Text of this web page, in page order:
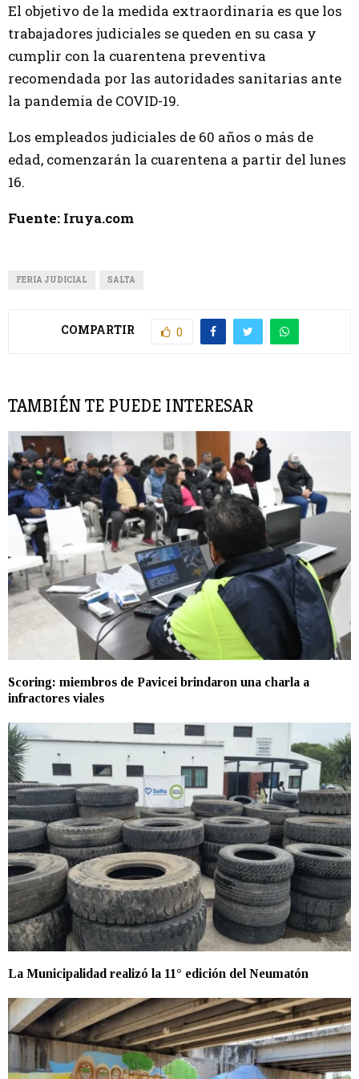
El objetivo de la medida extraordinaria es que los
trabajadores judiciales se queden en su casa y
cumplir con la cuarentena preventiva
recomendada por las autoridades sanitarias ante
la pandemia de COVID-19.
Los empleados judiciales de 60 años o más de
edad, comenzarán la cuarentena a partir del lunes
16.
Fuente: Iruya.com
FERIA JUDICIAL SALTA
COMPARTIR 0
TAMBIÉN TE PUEDE INTERESAR
Scoring: miembros de Pavicei brindaron una charla a
infractores viales
La Municipalidad realizó la 11° edición del Neumatón